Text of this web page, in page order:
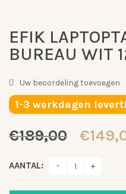
EFIK
BUREAU WIT
Uw beoordeling toevoegen
1-3 werkdagen
€189,00
was:
€
AANTAL: